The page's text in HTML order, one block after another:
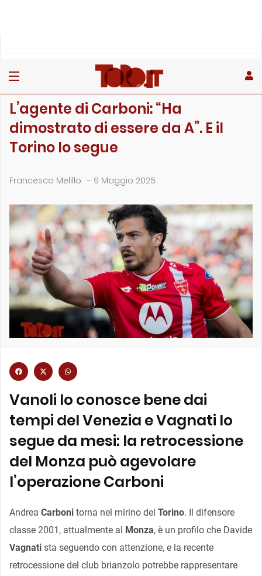
L’agente di Carboni: “Ha
dimostrato di essere da A”. E il
Torino lo segue
Francesca Melillo - 9 Maggio 2025
Vanoli lo conosce bene dai
tempi del Venezia e Vagnati lo
segue da mesi: la retrocessione
del Monza può agevolare
l’operazione Carboni
Andrea Carboni torna nel mirino del Torino. Il difensore
classe 2001, attualmente al Monza, è un profilo che Davide
Vagnati sta seguendo con attenzione, e la recente
retrocessione del club brianzolo potrebbe rappresentare